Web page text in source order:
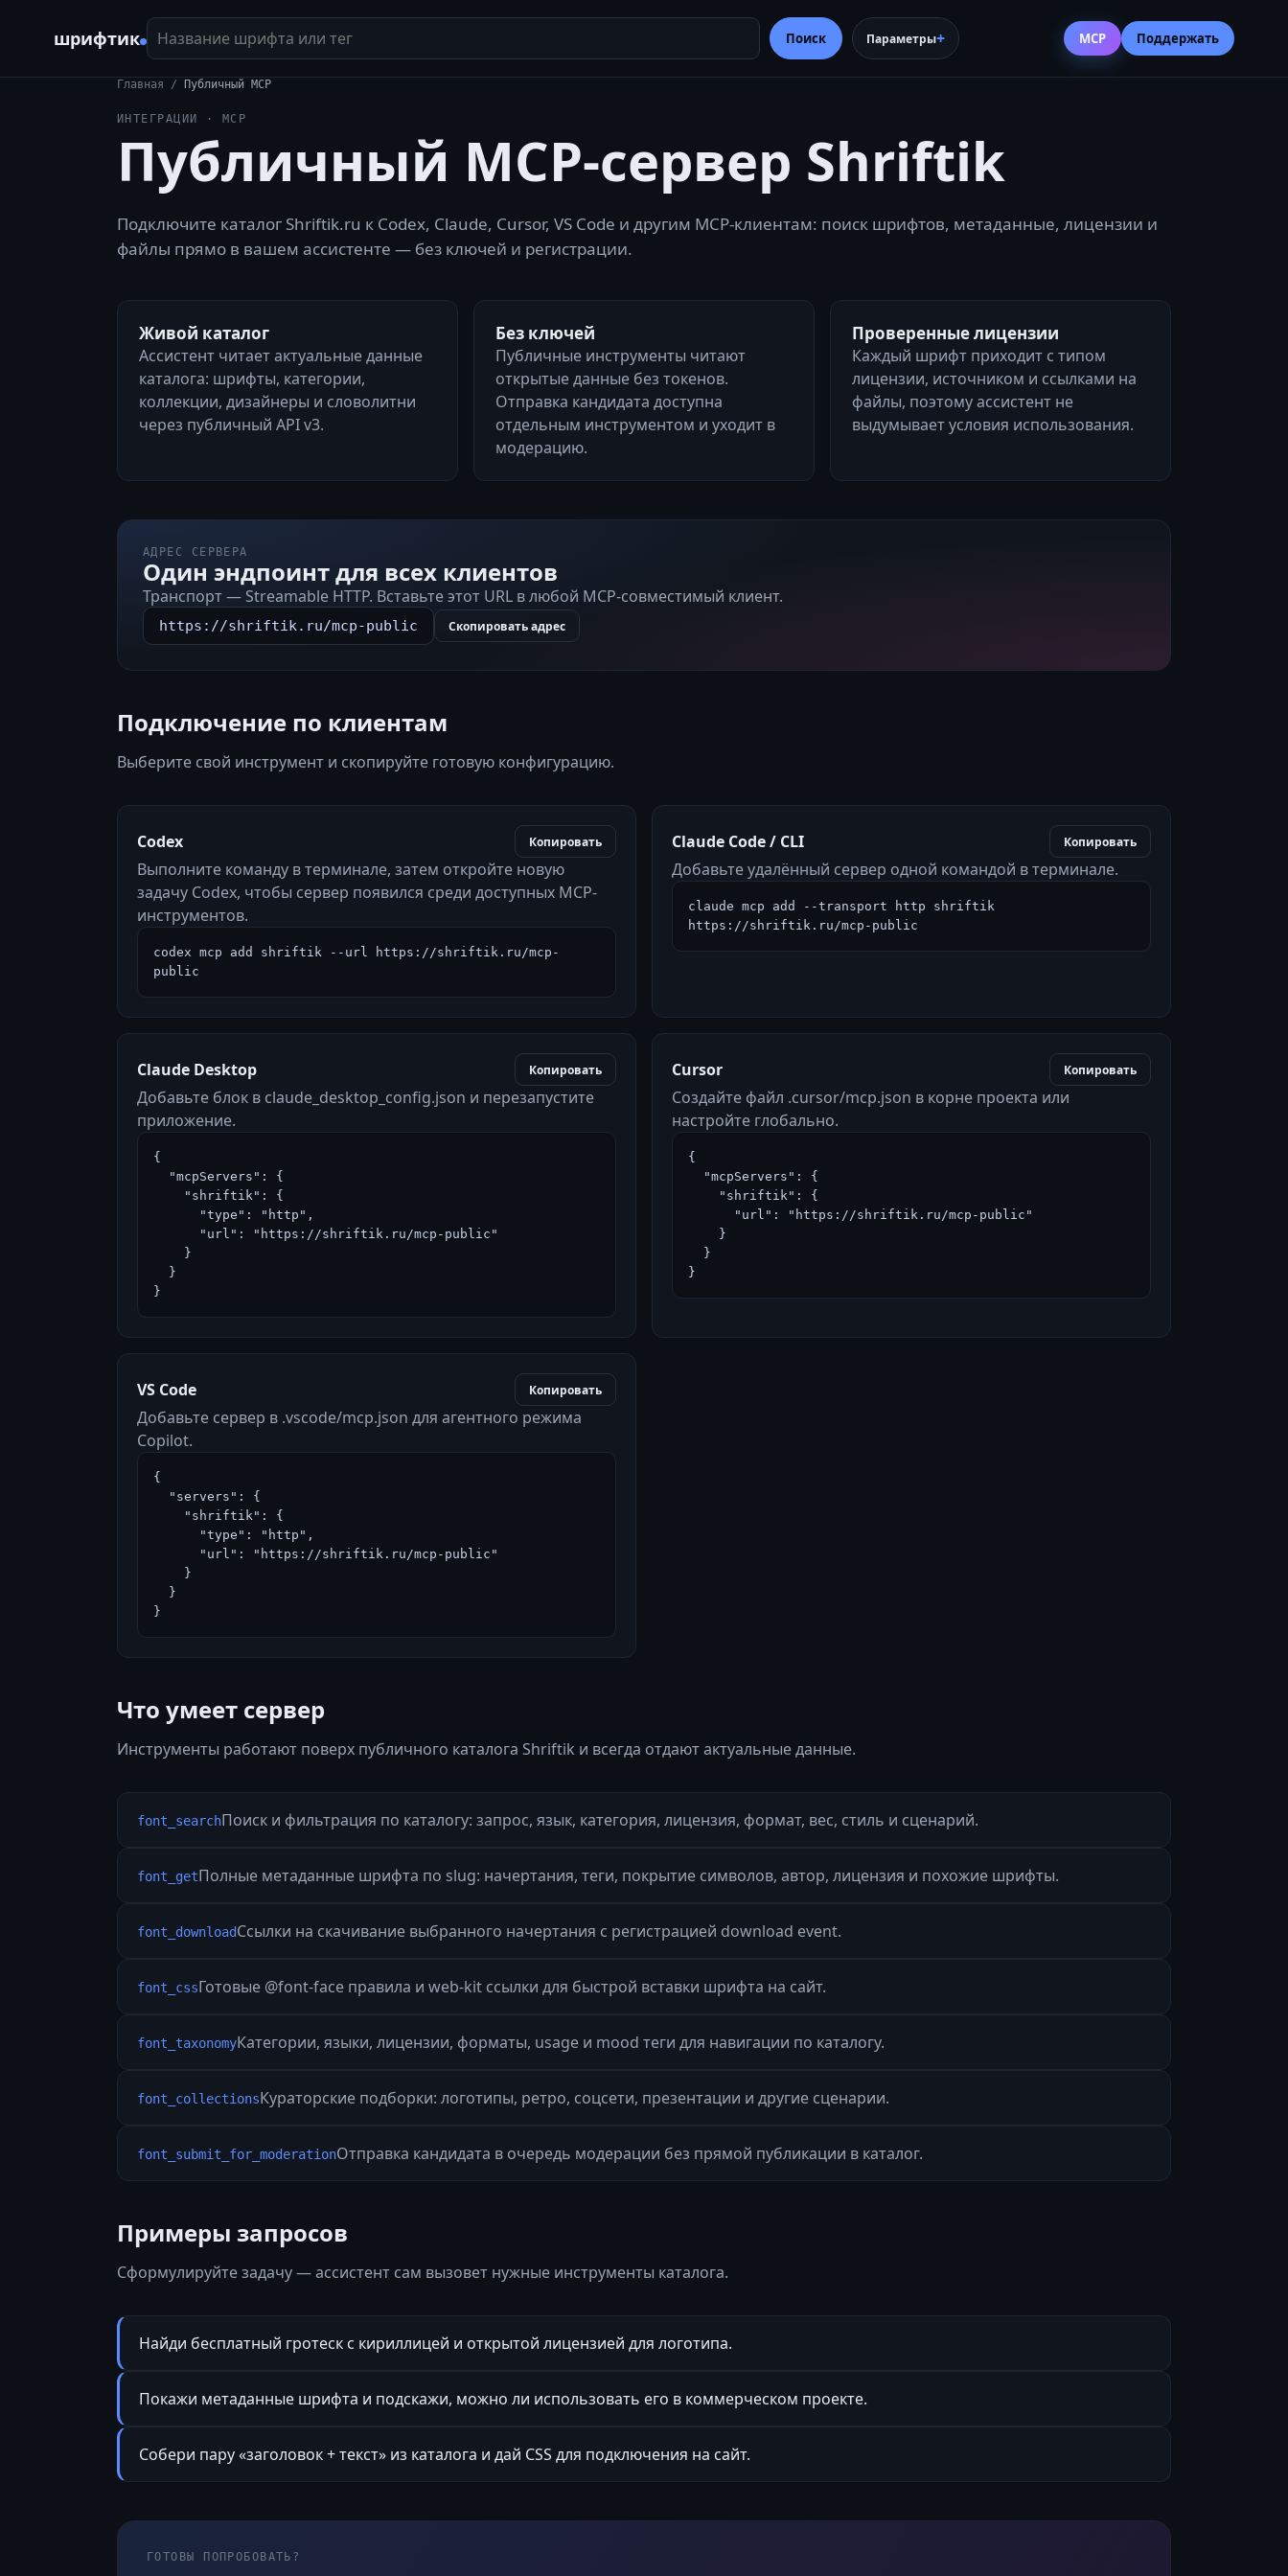
шрифтик Название шрифта или тег
Поиск Параметры MCP Поддержать
Главная / Публичный MCP
ИНТЕГРАЦИИ · MCP
Публичный MCP-сервер Shriftik
Подключите каталог Shriftik.ru к Codex, Claude, Cursor, VS Code и другим MCP-клиентам: поиск шрифтов, метаданные, лицензии и
файлы прямо в вашем ассистенте — без ключей и регистрации.
Живой каталог
Ассистент читает актуальные данные
каталога: шрифты, категории,
коллекции, дизайнеры и словолитни
через публичный API v3.
Без ключей
Публичные инструменты читают
открытые данные без токенов.
Отправка кандидата доступна
отдельным инструментом и уходит в
модерацию.
Проверенные лицензии
Каждый шрифт приходит с типом
лицензии, источником и ссылками на
файлы, поэтому ассистент не
выдумывает условия использования.
АДРЕС СЕРВЕРА
Один эндпоинт для всех клиентов
Транспорт — Streamable HTTP. Вставьте этот URL в любой MCP-совместимый клиент.
https://shriftik.ru/mcp-public Скопировать адрес
Подключение по клиентам
Выберите свой инструмент и скопируйте готовую конфигурацию.
Codex Копировать
Выполните команду в терминале, затем откройте новую
задачу Codex, чтобы сервер появился среди доступных MCP-
инструментов.
codex mcp add shriftik --url https://shriftik.ru/mcp-
public
Claude Code / CLI Копировать
Добавьте удалённый сервер одной командой в терминале.
claude mcp add --transport http shriftik
https://shriftik.ru/mcp-public
Claude Desktop Копировать
Добавьте блок в claude_desktop_config.json и перезапустите
приложение.
{
}
Cursor Копировать
Создайте файл .cursor/mcp.json в корне проекта или
настройте глобально.
{
}
VS Code Копировать
Добавьте сервер в .vscode/mcp.json для агентного режима
Copilot.
{
}
Что умеет сервер
Инструменты работают поверх публичного каталога Shriftik и всегда отдают актуальные данные.
font_searchПоиск и фильтрация по каталогу: запрос, язык, категория, лицензия, формат, вес, стиль и сценарий.
font_getПолные метаданные шрифта по slug: начертания, теги, покрытие символов, автор, лицензия и похожие шрифты.
font_downloadСсылки на скачивание выбранного начертания с регистрацией download event.
font_cssГотовые @font-face правила и web-kit ссылки для быстрой вставки шрифта на сайт.
font_taxonomyКатегории, языки, лицензии, форматы, usage и mood теги для навигации по каталогу.
font_collectionsКураторские подборки: логотипы, ретро, соцсети, презентации и другие сценарии.
font_submit_for_moderationОтправка кандидата в очередь модерации без прямой публикации в каталог.
Примеры запросов
Сформулируйте задачу — ассистент сам вызовет нужные инструменты каталога.
Найди бесплатный гротеск с кириллицей и открытой лицензией для логотипа.
Покажи метаданные шрифта и подскажи, можно ли использовать его в коммерческом проекте.
Собери пару «заголовок + текст» из каталога и дай CSS для подключения на сайт.
ГОТОВЫ ПОПРОБОВАТЬ?